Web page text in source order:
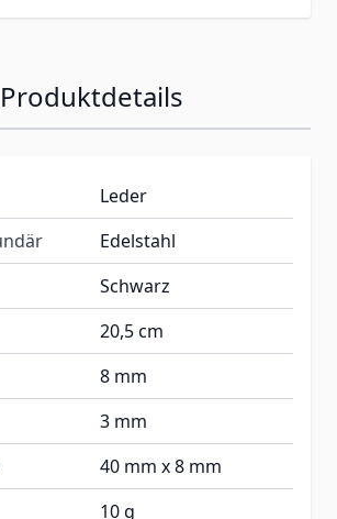
Produktdetails
Leder
Edelstahl
Schwarz
20,5 cm
8 mm
3 mm
40 mm x 8 mm
10 g